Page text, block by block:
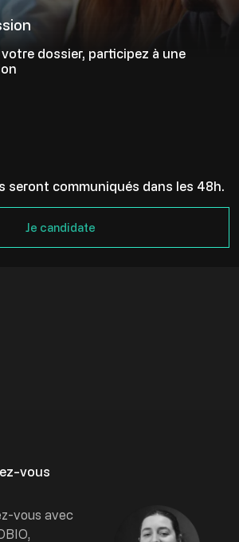
votre dossier, participez à une
seront communiqués dans les 48h.
Je candidate
vous
Image
vous avec